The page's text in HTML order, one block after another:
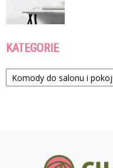
KATEGORIE
Kategorie